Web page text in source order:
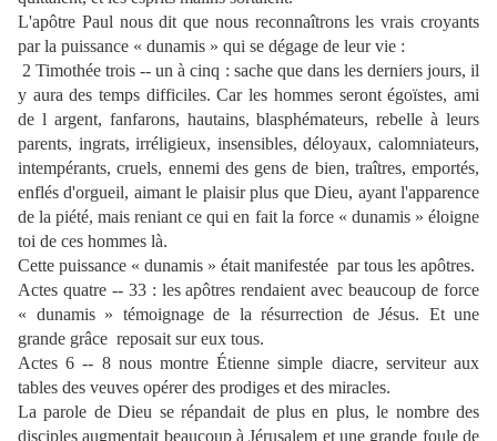
L'apôtre Paul nous dit que nous reconnaîtrons les vrais croyants
par la puissance « dunamis » qui se dégage de leur vie :
2 Timothée trois -- un à cinq : sache que dans les derniers jours, il
y aura des temps difficiles. Car les hommes seront égoïstes, ami
de l argent, fanfarons, hautains, blasphémateurs, rebelle à leurs
parents, ingrats, irréligieux, insensibles, déloyaux, calomniateurs,
intempérants, cruels, ennemi des gens de bien, traîtres, emportés,
enflés d'orgueil, aimant le plaisir plus que Dieu, ayant l'apparence
de la piété, mais reniant ce qui en fait la force « dunamis » éloigne
toi de ces hommes là.
Cette puissance « dunamis » était manifestée par tous les apôtres.
Actes quatre -- 33 : les apôtres rendaient avec beaucoup de force
« dunamis » témoignage de la résurrection de Jésus. Et une
grande grâce reposait sur eux tous.
Actes 6 -- 8 nous montre Étienne simple diacre, serviteur aux
tables des veuves opérer des prodiges et des miracles.
La parole de Dieu se répandait de plus en plus, le nombre des
disciples augmentait beaucoup à Jérusalem et une grande foule de